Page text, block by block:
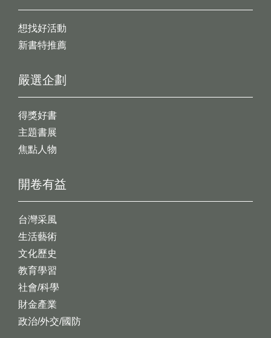
想找好活動
新書特推薦
開卷有益
台灣采風
生活藝術
文化歷史
教育學習
社會/科學
財金產業
政治/外交/國防
嚴選企劃
得獎好書
主題書展
焦點人物